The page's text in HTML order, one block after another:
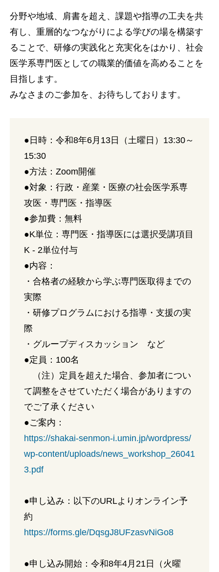
分野や地域、肩書を超え、課題や指導の工夫を共
有し、重層的なつながりによる学びの場を構築す
ることで、研修の実践化と充実化をはかり、社会
医学系専門医としての職業的価値を高めることを
目指します。
みなさまのご参加を、お待ちしております。
●日時：令和8年6月13日（土曜日）13:30～
15:30
●方法：Zoom開催
●対象：行政・産業・医療の社会医学系専
攻医・専門医・指導医
●参加費：無料
●K単位：専門医・指導医には選択受講項目
K - 2単位付与
●内容：
・合格者の経験から学ぶ専門医取得までの
実際
・研修プログラムにおける指導・支援の実
際
・グループディスカッション など
●定員：100名
（注）定員を超えた場合、参加者につい
て調整をさせていただく場合がありますの
でご了承ください
●ご案内：
https://shakai-senmon-i.umin.jp/wordpress/
wp-content/uploads/news_workshop_26041
3.pdf
●申し込み：以下のURLよりオンライン予
約
https://forms.gle/DqsgJ8UFzasvNiGo8
●申し込み開始：令和8年4月21日（火曜